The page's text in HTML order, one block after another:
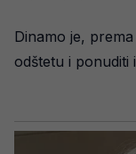
Dinamo je,
odštetu i ponuditi